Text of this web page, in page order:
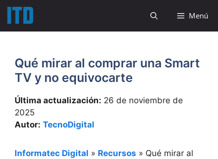
Saltar
contenido
Menú
Qué mirar al comprar una Smart
TV y no equivocarte
Última actualización: 26 de noviembre de
2025
Autor: TecnoDigital
Informatec Digital » Recursos » Qué mirar al